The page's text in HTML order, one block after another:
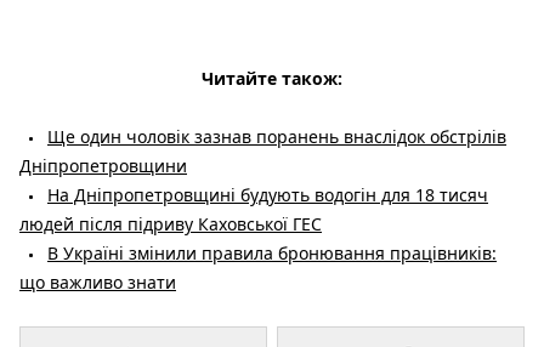
Читайте також:
Ще один чоловік зазнав поранень внаслідок обстрілів
Дніпропетровщини
На Дніпропетровщині будують водогін для 18 тисяч
людей після підриву Каховської ГЕС
В Україні змінили правила бронювання працівників:
що важливо знати